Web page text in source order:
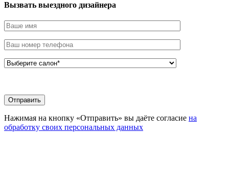
Вызвать выездного дизайнера
Нажимая на кнопку «Отправить» вы даёте согласие на
обработку своих персональных данных